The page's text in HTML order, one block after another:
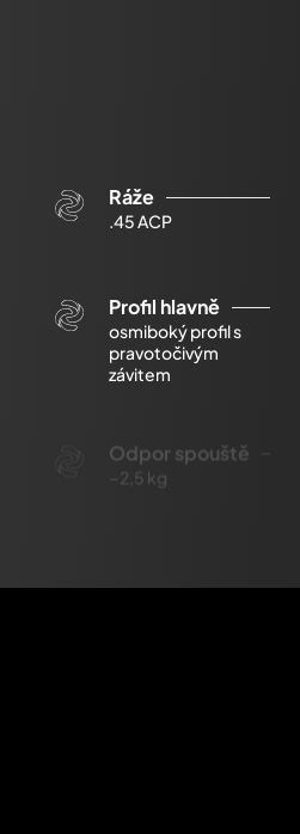
Ráže
.45 ACP
Profil hlavně
osmiboký profil s
pravotočivým
závitem
Odpor spouště
~2,5 kg